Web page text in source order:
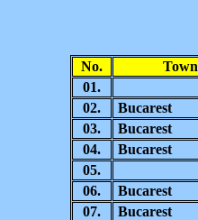
No. Town
01.
02.
Bucarest
03.
Bucarest
04.
Bucarest
05.
06.
Bucarest
07.
Bucarest